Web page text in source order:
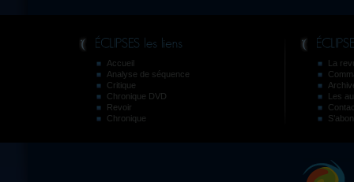
Accueil
Analyse de séquence
Critique
Chronique DVD
Revoir
Chronique
La
Les